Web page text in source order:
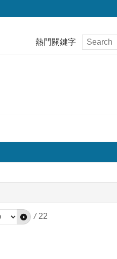
熱門關鍵字
/ 22